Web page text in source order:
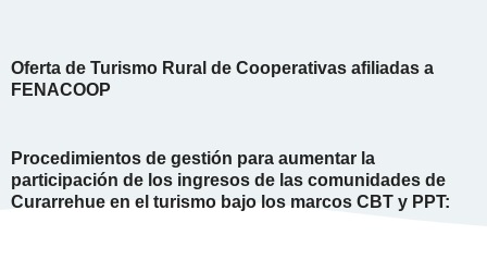
Oferta de Turismo Rural de Cooperativas afiliadas a
FENACOOP
Procedimientos de gestión para aumentar la
participación de los ingresos de las comunidades de
Curarrehue en el turismo bajo los marcos CBT y PPT: